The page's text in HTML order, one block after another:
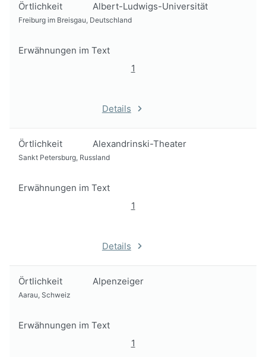
Örtlichkeit Albert-Ludwigs-Universität
Freiburg im Breisgau, Deutschland
Erwähnungen im Text
1
Details
Örtlichkeit Alexandrinski-Theater
Sankt Petersburg, Russland
Erwähnungen im Text
1
Details
Örtlichkeit Alpenzeiger
Aarau, Schweiz
Erwähnungen im Text
1